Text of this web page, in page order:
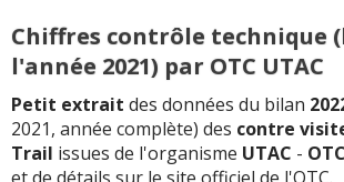
plein d’éclats de peinture(vé ...Lire la
- Ras...sauf bruits parasites plastiques
concession(+)
-Casse turbo nécessitant
à 76000kms (pris en garantie Nissan) -
Chiffres contrôle technique
l'année 2021) par OTC UTAC
Petit extrait des données du bilan
2021, année complète) des contre
Trail issues de l'organisme UTAC - OTC
et de détails sur le site officiel de l'OTC.